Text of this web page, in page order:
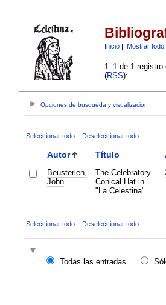
Inicio| Mostrar todo
1–1 de 1
(RSS):
Opciones de búsqueda y visualización
Seleccionar todo Deseleccionar todo
Autor Título
Beusterien,
John
The Celebratory
Conical Hat in
"La Celestina"
Seleccionar todo Deseleccionar todo
Todas las entradas